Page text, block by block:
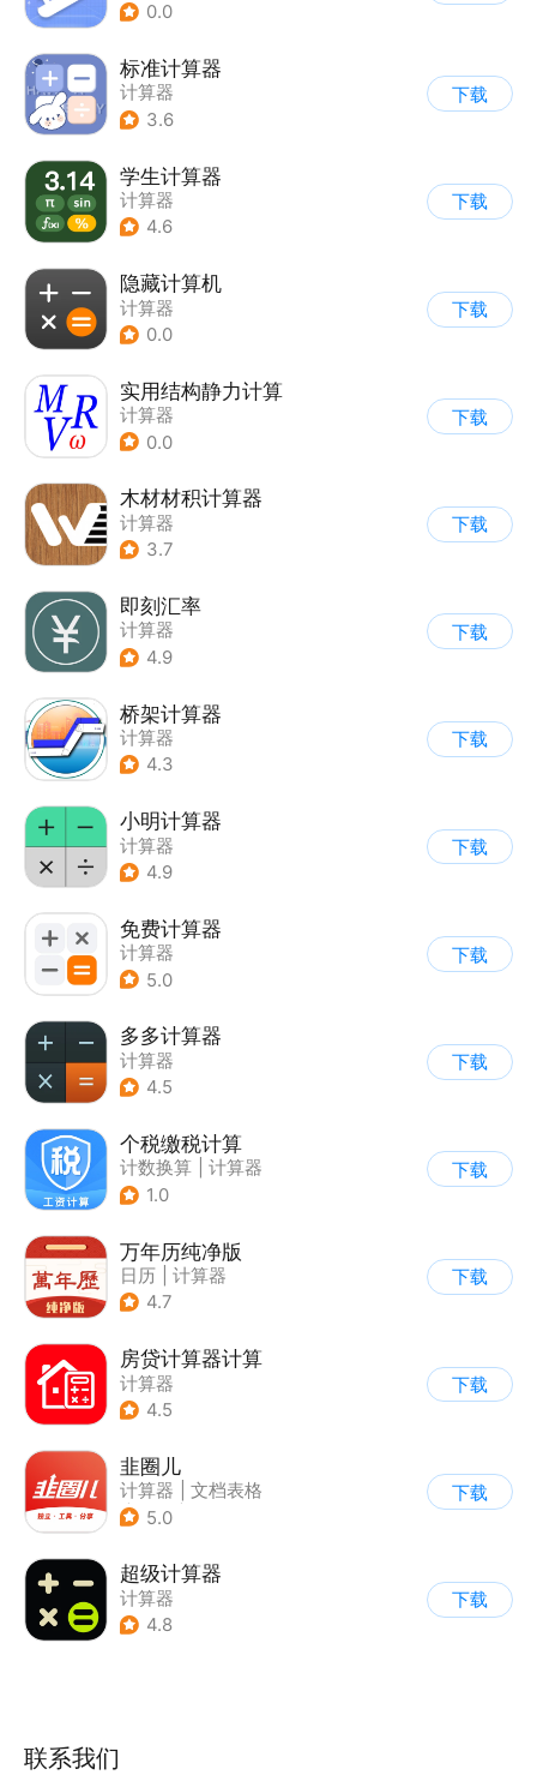
0.0
标准计算器
计算器
3.6
下载
学生计算器
计算器
4.6
下载
隐藏计算机
计算器
0.0
下载
实用结构静力计算
计算器
0.0
下载
木材材积计算器
计算器
3.7
下载
即刻汇率
计算器
4.9
下载
桥架计算器
计算器
4.3
下载
小明计算器
计算器
4.9
下载
免费计算器
计算器
5.0
下载
多多计算器
计算器
4.5
下载
个税缴税计算
计数换算
计算器
1.0
下载
万年历纯净版
日历
计算器
4.7
下载
房贷计算器计算
计算器
4.5
下载
韭圈儿
计算器
文档表格
| 其他
5.0
下载
超级计算器
计算器
4.8
下载
联系我们